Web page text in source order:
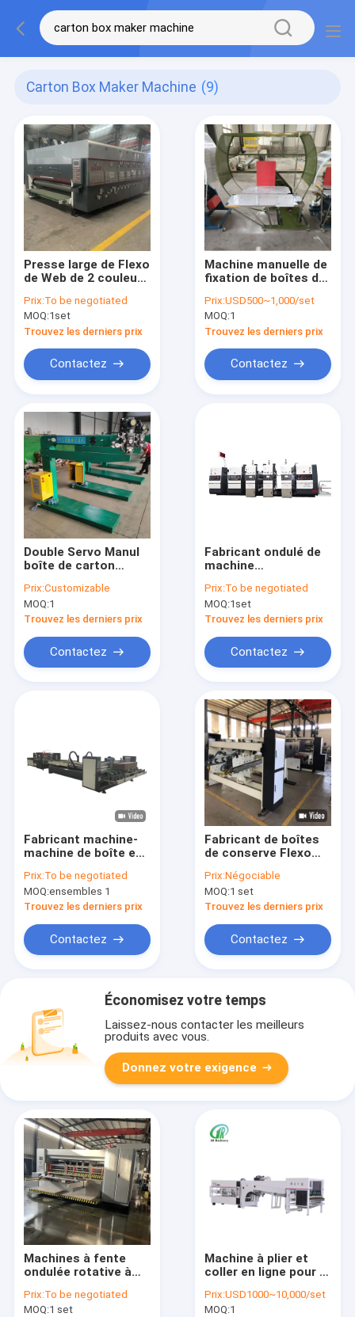
Carton Box Maker Machine (9)
Presse large de Flexo
de Web de 2 couleurs
machine semi
automatique de
fabricant
Prix:To be negotiated
MOQ:1set
Trouvez les derniers prix
Contactez
Machine manuelle de
fixation de boîtes de
simple ou double
Prix:USD500~1,000/set
MOQ:1
Trouvez les derniers prix
Contactez
Double Servo Manul
boîte de carton
Faible
consommation
d'énergie
Prix:Customizable
MOQ:1
Trouvez les derniers prix
Contactez
Fabricant ondulé de
machine
Flexo de carton de
boîte de 480 Karton
Prix:To be negotiated
MOQ:1set
Trouvez les derniers prix
Contactez
Fabricant machine-
machine de boîte en
cartons 2600 ondulé
Prix:To be negotiated
MOQ:ensembles 1
Trouvez les derniers prix
Contactez
Fabricant de boîtes
de conserve Flexo
du carton ondulé au
carton avec 50-70
mm de mur
Prix:Négociable
MOQ:1 set
Trouvez les derniers prix
Contactez
Économisez votre temps
Laissez-nous contacter les meilleurs
produits avec vous.
Donnez votre exigence
Machines à fente
ondulée rotative à
Prix:To be negotiated
MOQ:1 set
Machine à plier et
coller en ligne pour la
cartons FFG
Prix:USD1000~10,000/set
MOQ:1